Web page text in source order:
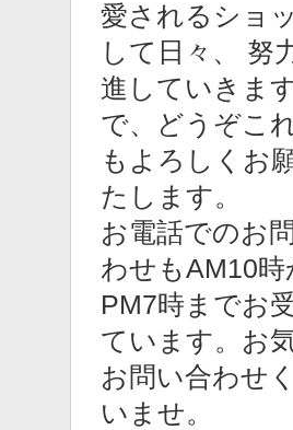
愛されるショ
して日々、 努
進していきま
で、どうぞこ
もよろしくお
たします。
お電話でのお
わせもAM10時
PM7時までお
ています。お
お問い合わせ
いませ。